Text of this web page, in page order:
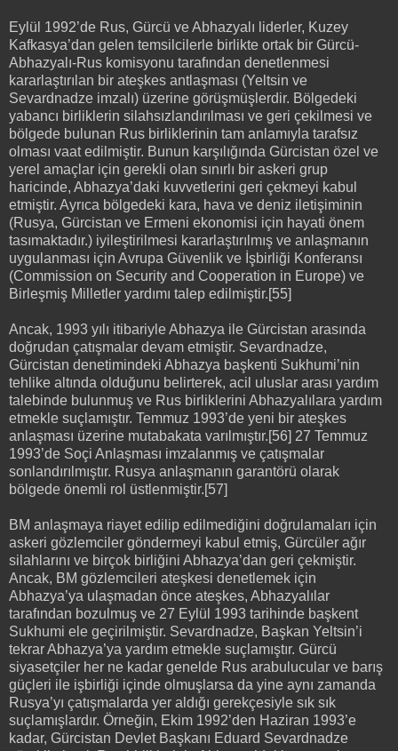
Eylül 1992’de Rus, Gürcü ve Abhazyalı liderler, Kuzey
Kafkasya’dan gelen temsilcilerle birlikte ortak bir Gürcü-
Abhazyalı-Rus komisyonu tarafından denetlenmesi
kararlaştırılan bir ateşkes antlaşması (Yeltsin ve
Sevardnadze imzalı) üzerine görüşmüşlerdir. Bölgedeki
yabancı birliklerin silahsızlandırılması ve geri çekilmesi ve
bölgede bulunan Rus birliklerinin tam anlamıyla tarafsız
olması vaat edilmiştir. Bunun karşılığında Gürcistan özel ve
yerel amaçlar için gerekli olan sınırlı bir askeri grup
haricinde, Abhazya’daki kuvvetlerini geri çekmeyi kabul
etmiştir. Ayrıca bölgedeki kara, hava ve deniz iletişiminin
(Rusya, Gürcistan ve Ermeni ekonomisi için hayati önem
tasımaktadır.) iyileştirilmesi kararlaştırılmış ve anlaşmanın
uygulanması için Avrupa Güvenlik ve İşbirliği Konferansı
(Commission on Security and Cooperation in Europe) ve
Birleşmiş Milletler yardımı talep edilmiştir.[55]
Ancak, 1993 yılı itibariyle Abhazya ile Gürcistan arasında
doğrudan çatışmalar devam etmiştir. Sevardnadze,
Gürcistan denetimindeki Abhazya başkenti Sukhumi’nin
tehlike altında olduğunu belirterek, acil uluslar arası yardım
talebinde bulunmuş ve Rus birliklerini Abhazyalılara yardım
etmekle suçlamıştır. Temmuz 1993’de yeni bir ateşkes
anlaşması üzerine mutabakata varılmıştır.[56] 27 Temmuz
1993’de Soçi Anlaşması imzalanmış ve çatışmalar
sonlandırılmıştır. Rusya anlaşmanın garantörü olarak
bölgede önemli rol üstlenmiştir.[57]
BM anlaşmaya riayet edilip edilmediğini doğrulamaları için
askeri gözlemciler göndermeyi kabul etmiş, Gürcüler ağır
silahlarını ve birçok birliğini Abhazya’dan geri çekmiştir.
Ancak, BM gözlemcileri ateşkesi denetlemek için
Abhazya’ya ulaşmadan önce ateşkes, Abhazyalılar
tarafından bozulmuş ve 27 Eylül 1993 tarihinde başkent
Sukhumi ele geçirilmiştir. Sevardnadze, Başkan Yeltsin’i
tekrar Abhazya’ya yardım etmekle suçlamıştır. Gürcü
siyasetçiler her ne kadar genelde Rus arabulucular ve barış
güçleri ile işbirliği içinde olmuşlarsa da yine aynı zamanda
Rusya’yı çatışmalarda yer aldığı gerekçesiyle sık sık
suçlamışlardır. Örneğin, Ekim 1992’den Haziran 1993’e
kadar, Gürcistan Devlet Başkanı Eduard Sevardnadze